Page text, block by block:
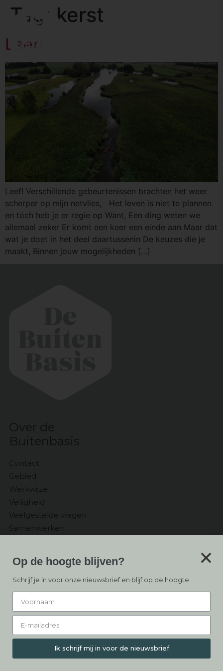
Tag: kerst
Leef!
Leef! Verschillende gebeurtenissen brachten het weer
scherper op mijn netvlies, Het leven is niet te plannen
en tóch heb je er regie op Want, Een ding weten we
allemaal zeker Er komt een keer een einde aan Maar dat
wat je doet in het deel daartussenin De keuzes die je
maakt, Binnen jouw mogelijkheden […]
Over de
Buitenbasis
Contact
Gebied
Werkwijze
Veiligheid
Veelgestelde vragen
Samenwerken
Ontvang
de Nieuwsbrief
Op de hoogte blijven?
Schrijf je in voor onze nieuwsbrief en blijf op de hoogte.
Ik schrijf mij in voor de nieuwsbrief